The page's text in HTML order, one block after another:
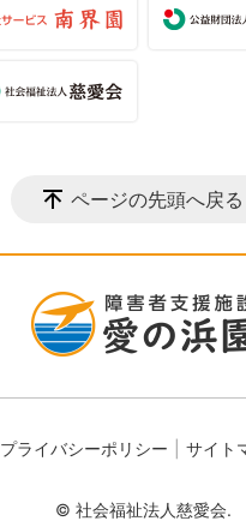
ページの先頭へ戻る
プライバシーポリシー サイト
© 社会福祉法人慈愛会.